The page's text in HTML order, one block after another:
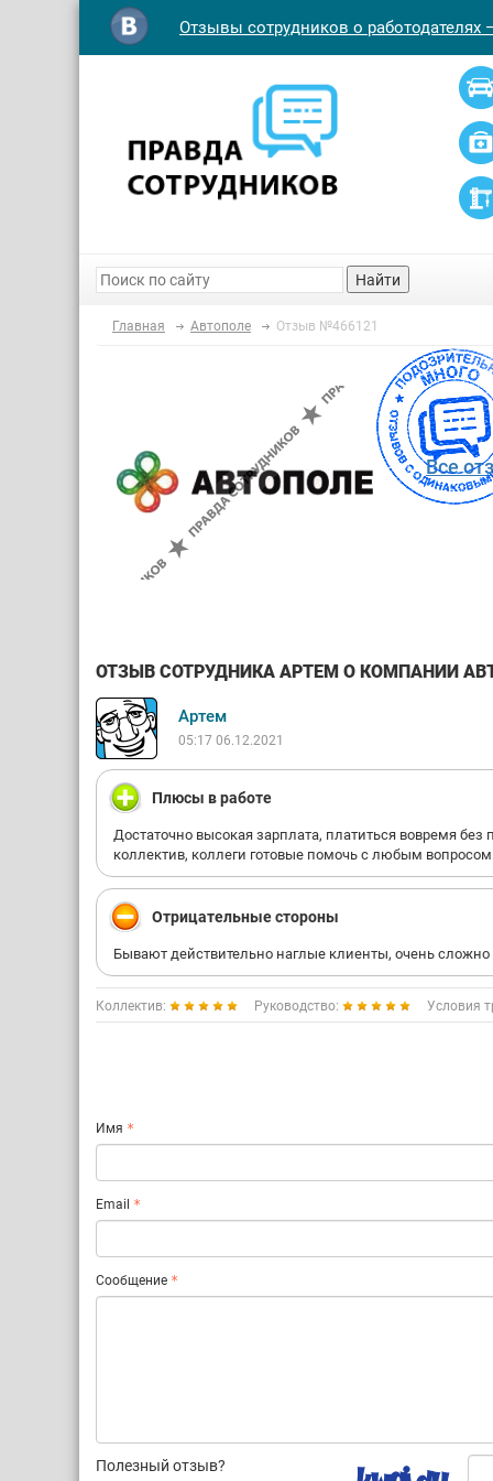
Отзывы сотрудников о
Найти
Главная Автополе Отзыв №466121
Все
ОТЗЫВ СОТРУДНИКА АРТЕМ О КОМПАНИИ
Артем
05:17 06.12.2021
Плюсы в работе
Достаточно высокая зарплата, платиться вовремя без
коллектив, коллеги готовые помочь с любым
Отрицательные стороны
Бывают действительно наглые клиенты, очень сложно
Коллектив: Руководство: Условия
Имя
Email
Сообщение
Полезный отзыв?